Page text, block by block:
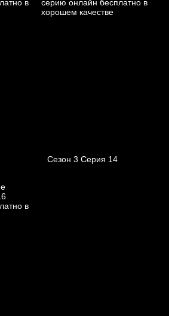
Сезон 3 Серия 14